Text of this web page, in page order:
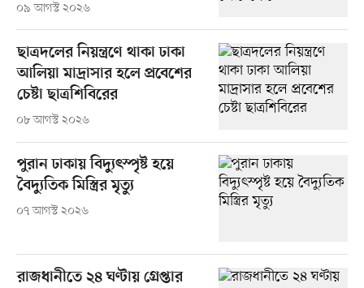
০৯ আগস্ট ২০২৬
ছাত্রদলের নিয়ন্ত্রণে থাকা ঢাকা
আলিয়া মাদ্রাসার হলে প্রবেশের
চেষ্টা ছাত্রশিবিরের
০৮ আগস্ট ২০২৬
পুরান ঢাকায় বিদ্যুৎস্পৃষ্ট হয়ে
বৈদ্যুতিক মিস্ত্রির মৃত্যু
০৭ আগস্ট ২০২৬
রাজধানীতে ২৪ ঘণ্টায় গ্রেপ্তার